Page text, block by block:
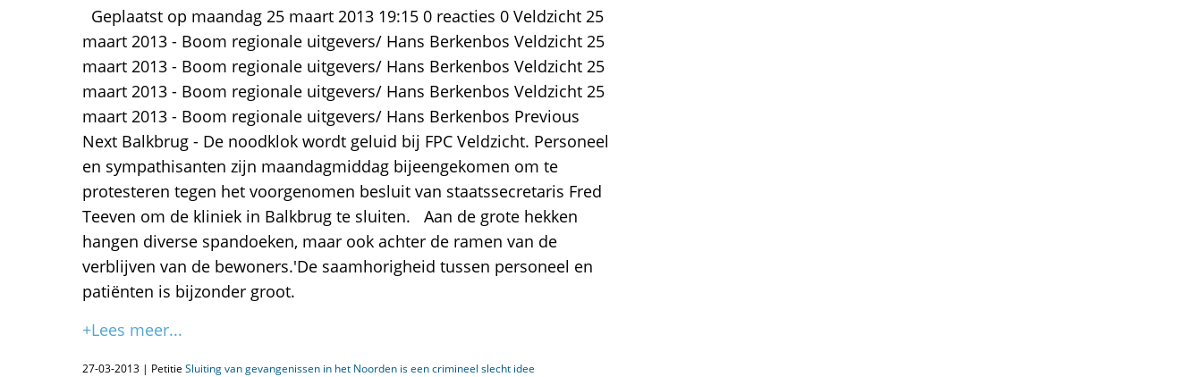
Geplaatst op maandag 25 maart 2013 19:15 0 reacties 0 Veldzicht 25
maart 2013 - Boom regionale uitgevers/ Hans Berkenbos Veldzicht 25
maart 2013 - Boom regionale uitgevers/ Hans Berkenbos Veldzicht 25
maart 2013 - Boom regionale uitgevers/ Hans Berkenbos Veldzicht 25
maart 2013 - Boom regionale uitgevers/ Hans Berkenbos Previous
Next Balkbrug - De noodklok wordt geluid bij FPC Veldzicht. Personeel
en sympathisanten zijn maandagmiddag bijeengekomen om te
protesteren tegen het voorgenomen besluit van staatssecretaris Fred
Teeven om de kliniek in Balkbrug te sluiten. Aan de grote hekken
hangen diverse spandoeken, maar ook achter de ramen van de
verblijven van de bewoners.'De saamhorigheid tussen personeel en
patiënten is bijzonder groot.
+Lees meer...
27-03-2013 | Petitie Sluiting van gevangenissen in het Noorden is een crimineel slecht idee